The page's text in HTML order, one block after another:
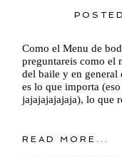
Como el Menu de
preguntareis como el
del baile y en general
es lo que importa
jajajajajajaja), lo que
READ MORE...